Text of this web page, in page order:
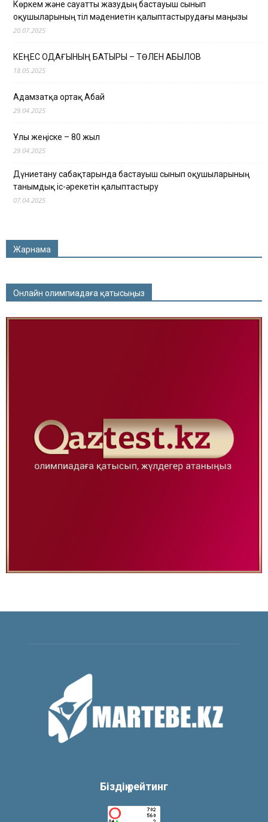
Көркем және сауатты жазудың бастауыш сынып
оқушыларының тіл мәдениетін қалыптастырудағы маңызы
20.07.2025
КЕҢЕС ОДАҒЫНЫҢ БАТЫРЫ – ТӨЛЕН ҚАБЫЛОВ
18.05.2025
Адамзатқа ортақ Абай
29.04.2025
Ұлы жеңіске – 80 жыл
29.04.2025
Дүниетану сабақтарында бастауыш сынып оқушыларының
танымдық іс-әрекетін қалыптастыру
07.04.2025
Жарнама
Онлайн олимпиадаға қатысыңыз
Біздің рейтинг